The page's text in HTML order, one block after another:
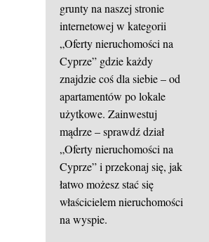
grunty na naszej stronie
internetowej w kategorii
„Oferty nieruchomości na
Cyprze” gdzie każdy
znajdzie coś dla siebie – od
apartamentów po lokale
użytkowe. Zainwestuj
mądrze – sprawdź dział
„Oferty nieruchomości na
Cyprze” i przekonaj się, jak
łatwo możesz stać się
właścicielem nieruchomości
na wyspie.